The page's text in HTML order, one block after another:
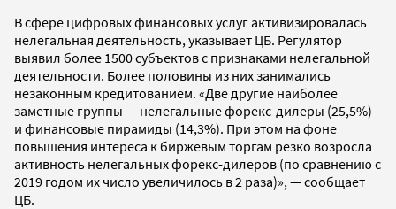
В сфере цифровых финансовых услуг активизировалась
нелегальная деятельность, указывает ЦБ. Регулятор
выявил более 1500 субъектов с признаками нелегальной
деятельности. Более половины из них занимались
незаконным кредитованием. «Две другие наиболее
заметные группы — нелегальные форекс-дилеры (25,5%)
и финансовые пирамиды (14,3%). При этом на фоне
повышения интереса к биржевым торгам резко возросла
активность нелегальных форекс-дилеров (по сравнению с
2019 годом их число увеличилось в 2 раза)», — сообщает
ЦБ.